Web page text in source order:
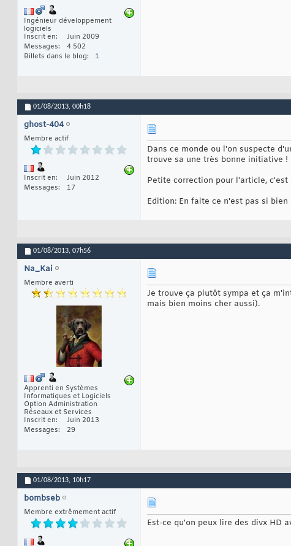
Ingénieur développement
logiciels
Inscrit en
Juin 2009
Messages
4 502
Billets dans le blog
1
01/08/2013, 00h18
ghost-404
Membre actif
Inscrit en
Juin 2012
Messages
17
Dans ce monde ou l'on suspecte
trouve sa une très bonne initiative !
Petite correction pour l'article, c'est
Edition: En faite ce n'est pas si
01/08/2013, 07h56
Na_Kai
Membre averti
Apprenti en Systèmes
Informatiques et Logiciels
Option Administration
Réseaux et Services
Inscrit en
Juin 2013
Messages
29
Je trouve ça plutôt sympa et ça
mais bien moins cher aussi).
01/08/2013, 10h17
bombseb
Membre extrêmement actif
Est-ce qu'on peux lire des divx HD